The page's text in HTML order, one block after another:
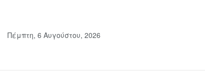
Πέμπτη, 6 Αυγούστου, 2026